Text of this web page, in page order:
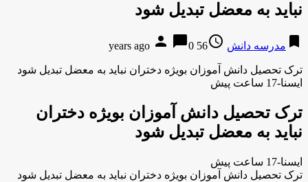
نباید به معضل تبدیل شود
bookmark مدرسه دانش access_time
56 years ago
person chat_bubble0
ترک تحصیل دانش آموزان بویژه دختران نباید به معضل تبدیل شود
ایسنا-17 ساعت پیش
ترک تحصیل دانش آموزان بویژه دختران
نباید به معضل تبدیل شود
ایسنا-17 ساعت پیش
ترک تحصیل دانش آموزان بویژه دختران نباید به معضل تبدیل شود